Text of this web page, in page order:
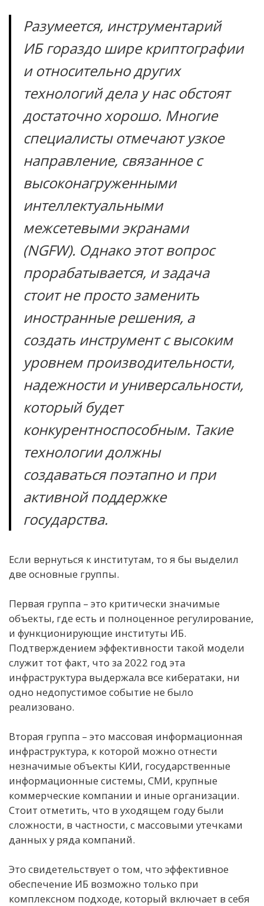
Разумеется, инструментарий
ИБ гораздо шире криптографии
и относительно других
технологий дела у нас обстоят
достаточно хорошо. Многие
специалисты отмечают узкое
направление, связанное с
высоконагруженными
интеллектуальными
межсетевыми экранами
(NGFW). Однако этот вопрос
прорабатывается, и задача
стоит не просто заменить
иностранные решения, а
создать инструмент с высоким
уровнем производительности,
надежности и универсальности,
который будет
конкурентноспособным. Такие
технологии должны
создаваться поэтапно и при
активной поддержке
государства.
Если вернуться к институтам, то я бы выделил
две основные группы.
Первая группа – это критически значимые
объекты, где есть и полноценное регулирование,
и функционирующие институты ИБ.
Подтверждением эффективности такой модели
служит тот факт, что за 2022 год эта
инфраструктура выдержала все кибератаки, ни
одно недопустимое событие не было
реализовано.
Вторая группа – это массовая информационная
инфраструктура, к которой можно отнести
незначимые объекты КИИ, государственные
информационные системы, СМИ, крупные
коммерческие компании и иные организации.
Стоит отметить, что в уходящем году были
сложности, в частности, с массовыми утечками
данных у ряда компаний.
Это свидетельствует о том, что эффективное
обеспечение ИБ возможно только при
комплексном подходе, который включает в себя